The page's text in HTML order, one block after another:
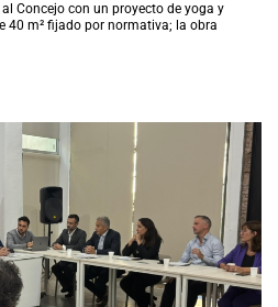
Concejo con un proyecto de yoga y
40 m² fijado por normativa; la obra